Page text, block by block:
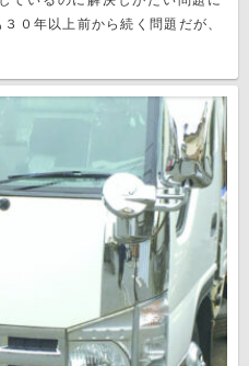
０年以上前から続く問題だが、